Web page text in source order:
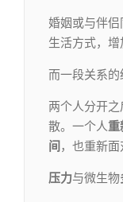
婚姻或与伴
生活方式，增
而一段关系的
两个人分开
散。一个人重
间 ，也重新面
压力与微生物